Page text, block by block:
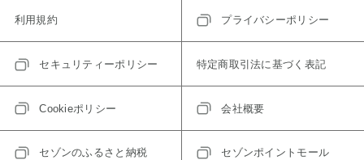
利用規約 プライバシーポリシー
セキュリティーポリシー 特定商取引法に基づく表記
Cookieポリシー 会社概要
セゾンのふるさと納税 セゾンポイントモール